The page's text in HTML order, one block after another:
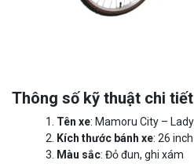
Thông số kỹ thuật chi tiết
Tên xe: Mamoru City – Lady
Kích thước bánh xe: 26 inch
Màu sắc: Đỏ đun, ghi xám